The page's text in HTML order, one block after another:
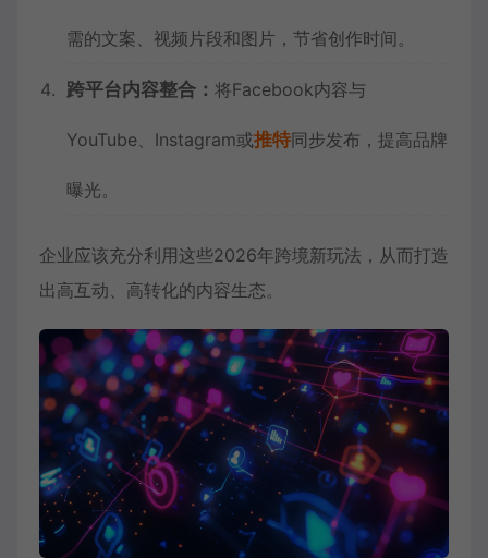
需的文案、视频片段和图片，节省创作时间。
跨平台内容整合： 将Facebook内容与
YouTube、Instagram或推特同步发布，提高品牌
曝光。
企业应该充分利用这些2026年跨境新玩法，从而打造
出高互动、高转化的内容生态。